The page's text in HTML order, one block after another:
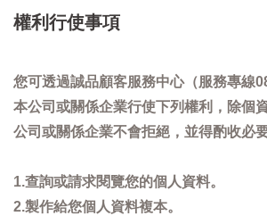
權利行使事項
您可透過誠品顧客服務中心（服務專線
本公司或關係企業行使下列權利，除個
公司或關係企業不會拒絕，並得酌收必
1.查詢或請求閱覽您的個人資料。
2.製作給您個人資料複本。